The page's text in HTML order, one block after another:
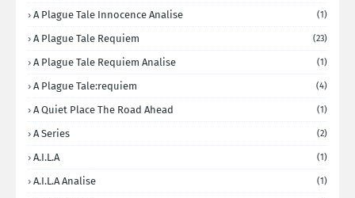
A Plague Tale Innocence Analise (1)
A Plague Tale Requiem (23)
A Plague Tale Requiem Analise (1)
A Plague Tale:requiem (4)
A Quiet Place The Road Ahead (1)
A Series (2)
A.I.L.A (1)
A.I.L.A Analise (1)